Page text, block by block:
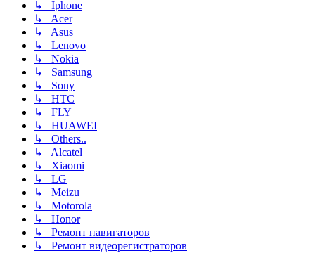
↳ Iphone
↳ Acer
↳ Asus
↳ Lenovo
↳ Nokia
↳ Samsung
↳ Sony
↳ HTC
↳ FLY
↳ HUAWEI
↳ Others..
↳ Alcatel
↳ Xiaomi
↳ LG
↳ Meizu
↳ Motorola
↳ Honor
↳ Ремонт навигаторов
↳ Ремонт видеорегистраторов